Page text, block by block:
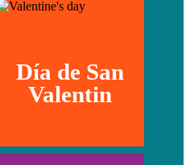
Día de San
Valentin